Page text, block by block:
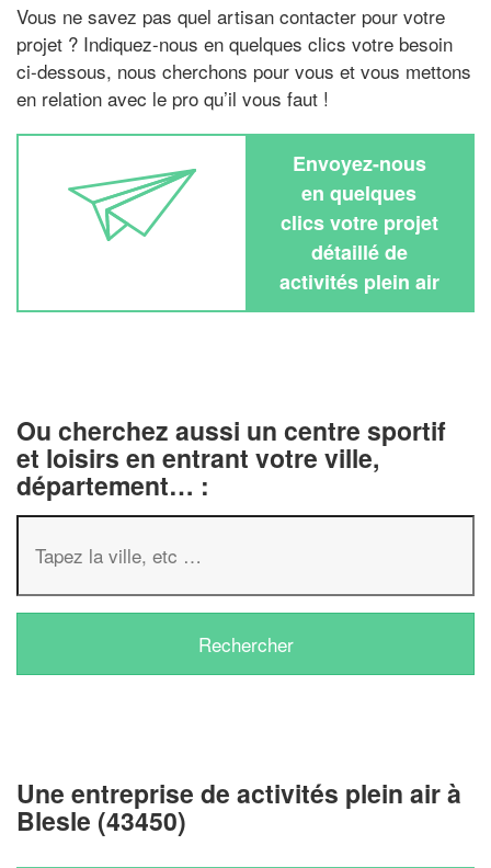
Vous ne savez pas quel artisan contacter pour votre
projet ? Indiquez-nous en quelques clics votre besoin
ci-dessous, nous cherchons pour vous et vous mettons
en relation avec le pro qu’il vous faut !
Envoyez-nous
en quelques
clics votre projet
détaillé de
activités plein air
Ou cherchez aussi un centre sportif
et loisirs en entrant votre ville,
département… :
Une entreprise de activités plein air à
Blesle (43450)
Vous êtes un
professionnel ?
nouveaux clients!